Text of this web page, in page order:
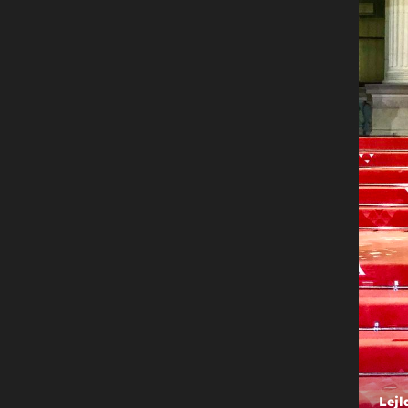
+
Lejla i Tarik zablistali su u
dostojnim Hollywooda, s njima je
stariji sin kojeg je glumac